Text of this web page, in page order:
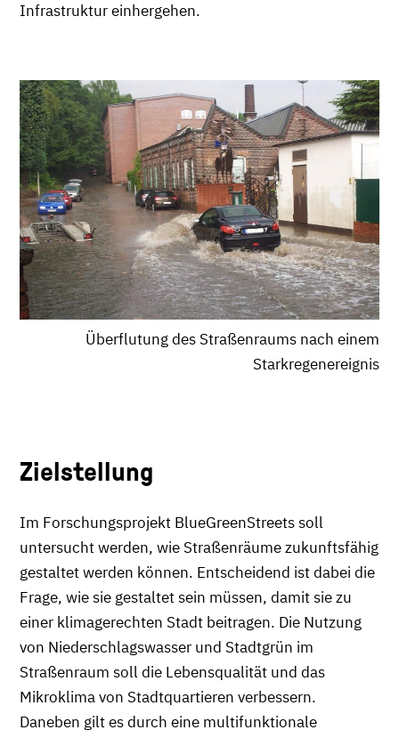
Infrastruktur einhergehen.
Überflutung des Straßenraums nach einem
Starkregenereignis
Zielstellung
Im Forschungsprojekt BlueGreenStreets soll
untersucht werden, wie Straßenräume zukunftsfähig
gestaltet werden können. Entscheidend ist dabei die
Frage, wie sie gestaltet sein müssen, damit sie zu
einer klimagerechten Stadt beitragen. Die Nutzung
von Niederschlagswasser und Stadtgrün im
Straßenraum soll die Lebensqualität und das
Mikroklima von Stadtquartieren verbessern.
Daneben gilt es durch eine multifunktionale